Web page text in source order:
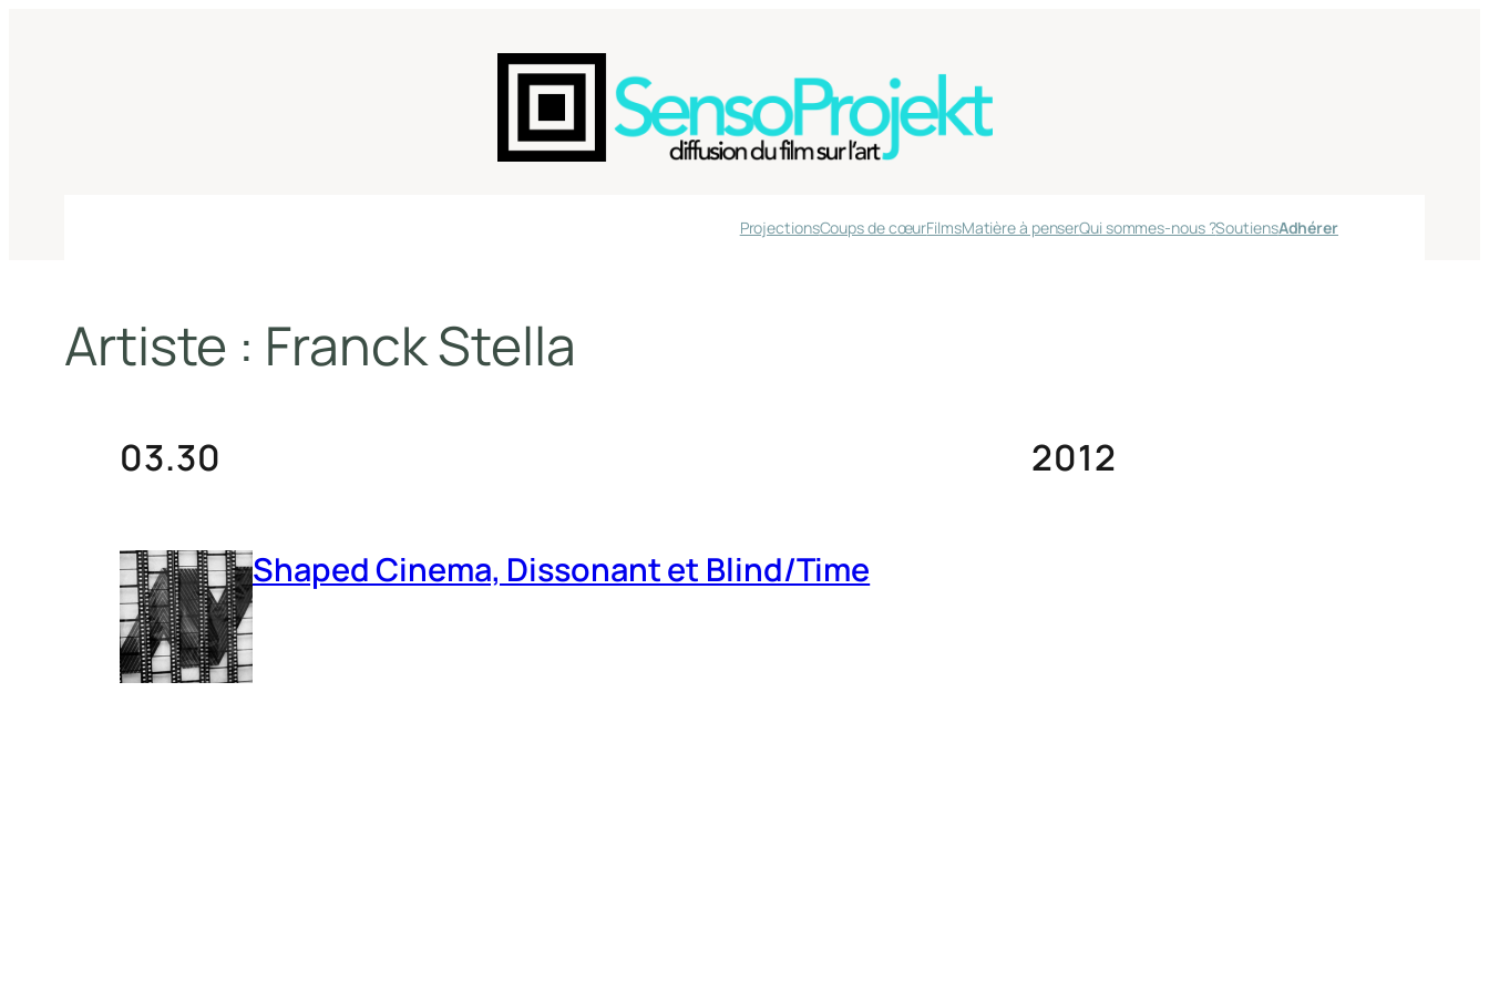
ProjectionsCoups de cœurFilmsMatière à penserQui sommes-nous ?SoutiensAdhérer
Artiste : Franck Stella
03.30 2012
Shaped Cinema, Dissonant et Blind/Time